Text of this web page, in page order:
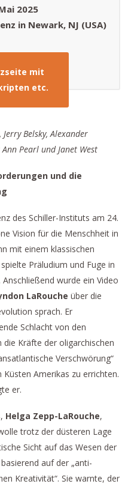
2025
in Newark, NJ (USA)
mit
etc.
Belsky, Alexander
Pearl und Janet West
und die
des Schiller-Instituts am 24.
Vision für die Menschheit in
mit einem klassischen
Präludium und Fuge in
wurde ein Video
LaRouche über die
sprach. Er
Schlacht von den
die Kräfte der oligarchischen
Verschwörung“
Amerikas zu errichten.
er.
Helga Zepp-LaRouche,
trotz der düsteren Lage
Sicht auf das Wesen der
auf der „anti-
Kreativität“. Sie warnte, der